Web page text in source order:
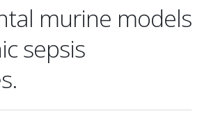
murine models
sepsis